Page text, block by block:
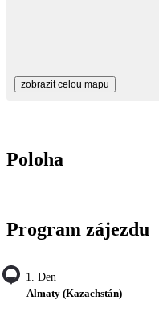
zobrazit celou mapu
Poloha
Program zájezdu
1. Den
Almaty (Kazachstán)